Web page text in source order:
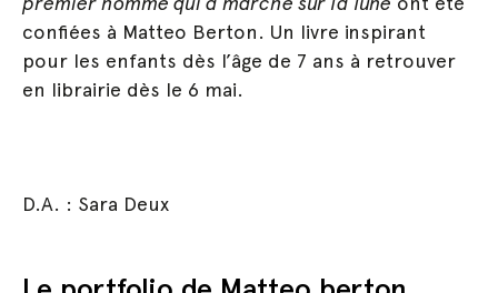
confiées à Matteo Berton. Un livre inspirant
pour les enfants dès l’âge de 7 ans à retrouver
en librairie dès le 6 mai.
D.A. : Sara Deux